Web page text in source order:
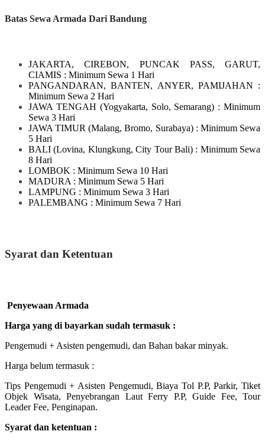
Batas Sewa Armada Dari Bandung
JAKARTA, CIREBON, PUNCAK PASS, GARUT,
CIAMIS : Minimum Sewa 1 Hari
PANGANDARAN, BANTEN, ANYER, PAMIJAHAN :
Minimum Sewa 2 Hari
JAWA TENGAH (Yogyakarta, Solo, Semarang) : Minimum
Sewa 3 Hari
JAWA TIMUR(Malang, Bromo, Surabaya) : Minimum Sewa
5 Hari
BALI (Lovina, Klungkung, City Tour Bali) : Minimum Sewa
8 Hari
LOMBOK : Minimum Sewa 10 Hari
MADURA : Minimum Sewa 5 Hari
LAMPUNG : Minimum Sewa 3 Hari
PALEMBANG : Minimum Sewa 7 Hari
Syarat dan Ketentuan
Penyewaan Armada
Harga yang di bayarkan sudah termasuk :
Pengemudi + Asisten pengemudi, dan Bahan bakar minyak.
Harga belum termasuk :
Tips Pengemudi + Asisten Pengemudi, Biaya Tol P.P, Parkir, Tiket
Objek Wisata, Penyebrangan Laut Ferry P.P, Guide Fee, Tour
Leader Fee, Penginapan.
Syarat dan ketentuan :